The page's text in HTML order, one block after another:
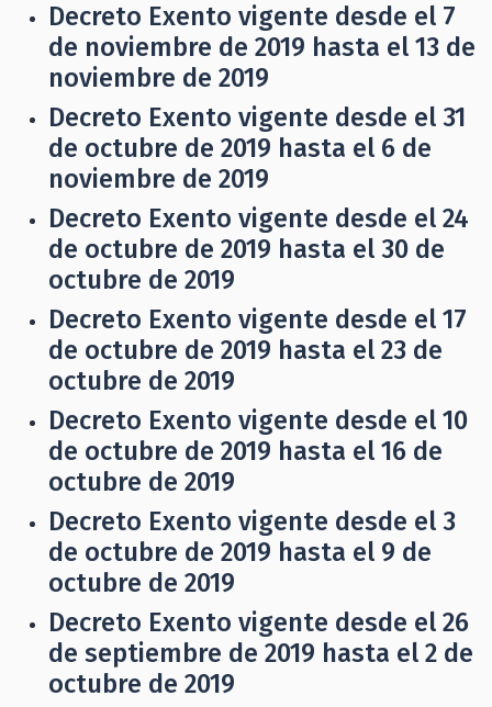
Decreto Exento vigente desde el 7
de noviembre de 2019 hasta el 13 de
noviembre de 2019
Decreto Exento vigente desde el 31
de octubre de 2019 hasta el 6 de
noviembre de 2019
Decreto Exento vigente desde el 24
de octubre de 2019 hasta el 30 de
octubre de 2019
Decreto Exento vigente desde el 17
de octubre de 2019 hasta el 23 de
octubre de 2019
Decreto Exento vigente desde el 10
de octubre de 2019 hasta el 16 de
octubre de 2019
Decreto Exento vigente desde el 3
de octubre de 2019 hasta el 9 de
octubre de 2019
Decreto Exento vigente desde el 26
de septiembre de 2019 hasta el 2 de
octubre de 2019